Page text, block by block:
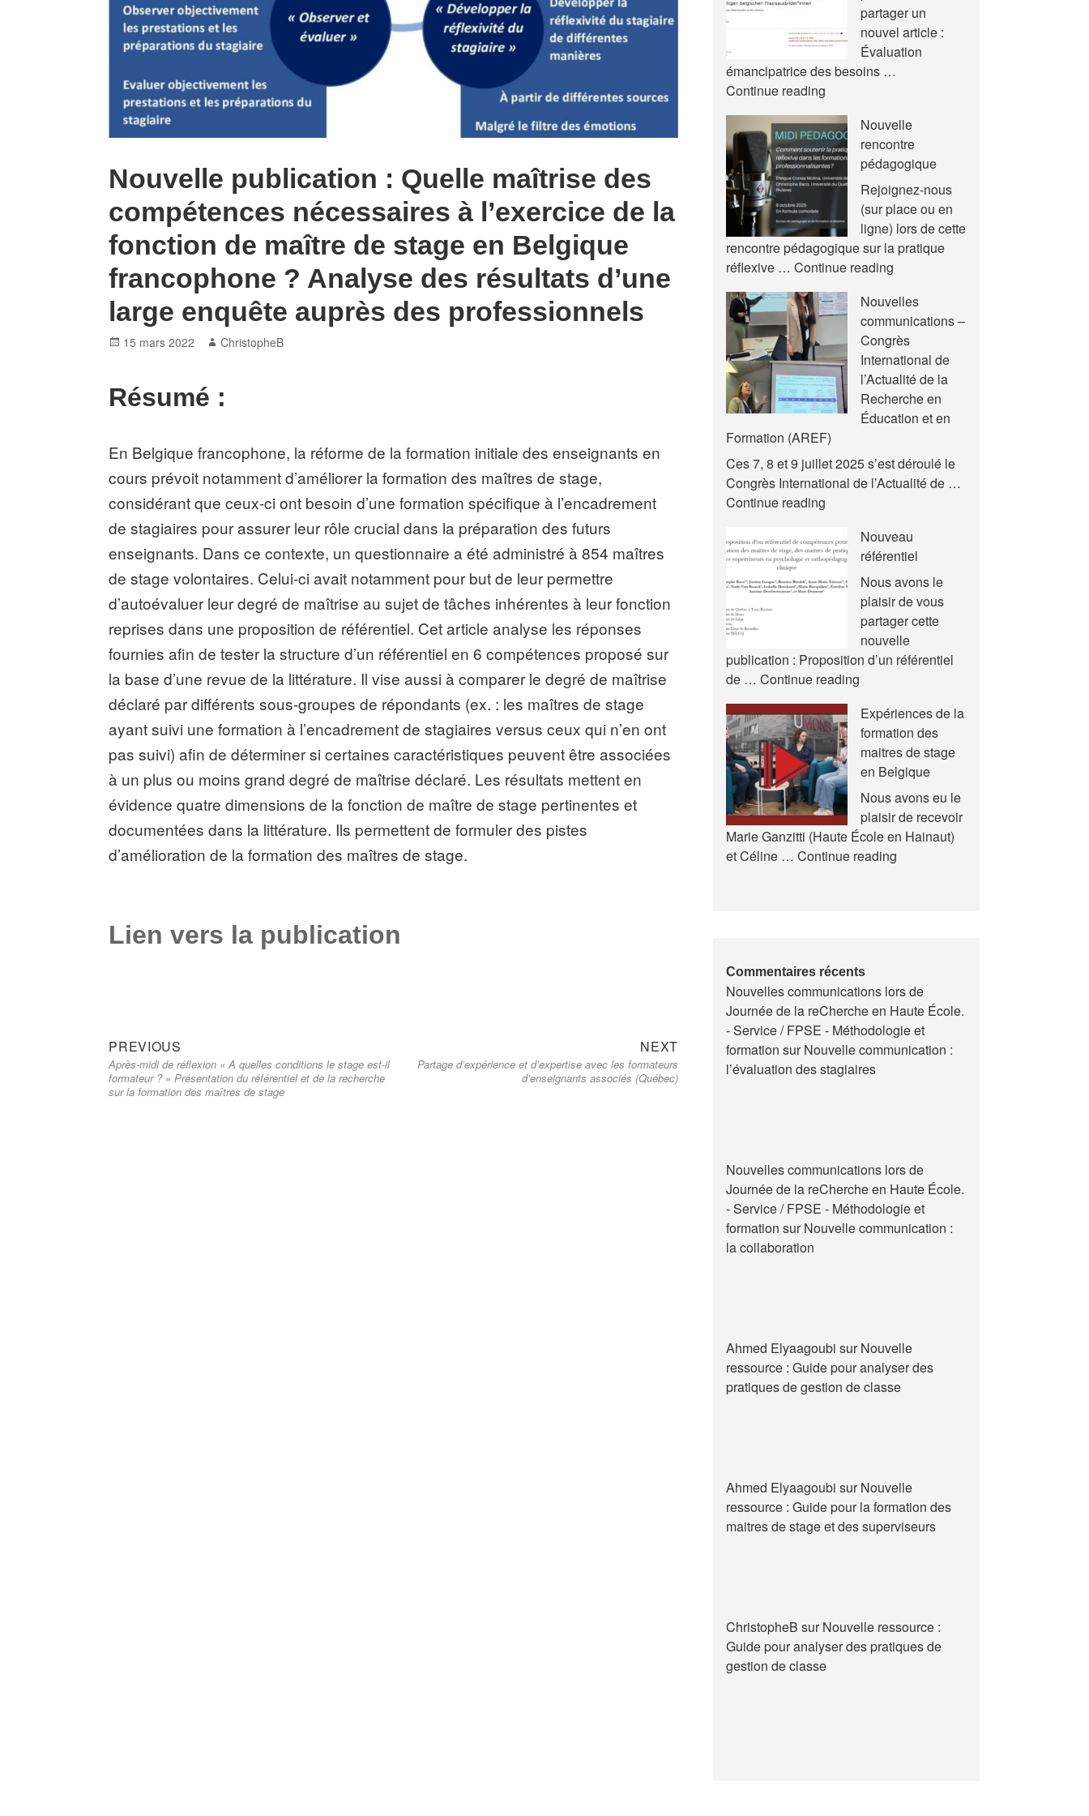
Nouvelle publication : Quelle maîtrise des
compétences nécessaires à l’exercice de la
fonction de maître de stage en Belgique
francophone ? Analyse des résultats d’une
large enquête auprès des professionnels
Posted
15 mars 2022 Author
ChristopheB
Résumé :
En Belgique francophone, la réforme de la formation initiale des enseignants en
cours prévoit notamment d’améliorer la formation des maîtres de stage,
considérant que ceux-ci ont besoin d’une formation spécifique à l’encadrement
de stagiaires pour assurer leur rôle crucial dans la préparation des futurs
enseignants. Dans ce contexte, un questionnaire a été administré à 854 maîtres
de stage volontaires. Celui-ci avait notamment pour but de leur permettre
d’autoévaluer leur degré de maîtrise au sujet de tâches inhérentes à leur fonction
reprises dans une proposition de référentiel. Cet article analyse les réponses
fournies afin de tester la structure d’un référentiel en 6 compétences proposé sur
la base d’une revue de la littérature. Il vise aussi à comparer le degré de maîtrise
déclaré par différents sous-groupes de répondants (ex. : les maîtres de stage
ayant suivi une formation à l’encadrement de stagiaires versus ceux qui n’en ont
pas suivi) afin de déterminer si certaines caractéristiques peuvent être associées
à un plus ou moins grand degré de maîtrise déclaré. Les résultats mettent en
évidence quatre dimensions de la fonction de maître de stage pertinentes et
documentées dans la littérature. Ils permettent de formuler des pistes
d’amélioration de la formation des maîtres de stage.
Lien vers la publication
Navigation
de
l’article
PREVIOUS
post:
Après-midi de réflexion « A quelles conditions le stage est-il
formateur ? » Présentation du référentiel et de la recherche
sur la formation des maîtres de stage
NEXTNext
post:
Partage d’expérience et d’expertise avec les formateurs
d’enseignants associés (Québec)
partager un
nouvel article :
Évaluation
émancipatrice des besoins …
Continue reading
Nouvelle
rencontre
pédagogique
Rejoignez-nous
(sur place ou en
ligne) lors de cette
rencontre pédagogique sur la pratique
réflexive …Continue reading
pédagogique
Nouvelles
communications –
Congrès
International de
l’Actualité de la
Recherche en
Éducation et en
Formation (AREF)
Ces 7, 8 et 9 juillet 2025 s’est déroulé le
Congrès International de l’Actualité de …
Continue reading
–
Congrès
International
l’Actualité
la
Recherche
Éducation
et
en
Formation
(AREF)
Nouveau
référentiel
Nous avons le
plaisir de vous
partager cette
nouvelle
publication : Proposition d’un référentiel
de …Continue reading
Expériences de la
formation des
maitres de stage
en Belgique
Nous avons eu le
plaisir de recevoir
Marie Ganzitti (Haute École en Hainaut)
et Céline …Continue reading
stage
en
Belgique
Commentaires récents
Nouvelles communications lors de
Journée de la reCherche en Haute École.
- Service / FPSE - Méthodologie et
formation surNouvelle communication :
l’évaluation des stagiaires
Nouvelles communications lors de
Journée de la reCherche en Haute École.
- Service / FPSE - Méthodologie et
formation surNouvelle communication :
la collaboration
Ahmed Elyaagoubi surNouvelle
ressource : Guide pour analyser des
pratiques de gestion de classe
Ahmed Elyaagoubi surNouvelle
ressource : Guide pour la formation des
maitres de stage et des superviseurs
ChristopheB surNouvelle ressource :
Guide pour analyser des pratiques de
gestion de classe